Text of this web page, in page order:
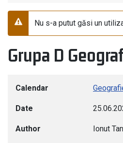
Avertizare
Nu s-a putut găsi un
Grupa D
Calendar
Date
Author Ionut